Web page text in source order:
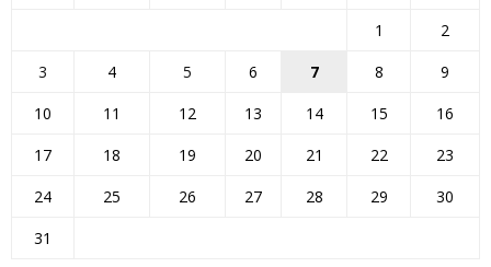
1
2
3
4 5 6 7 8
9
10
11 12 13 14 15
16
17
18 19 20 21 22
23
24
25 26 27 28 29
30
31